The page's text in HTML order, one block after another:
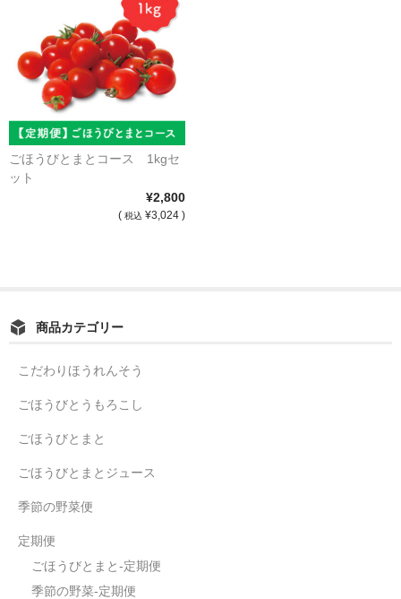
ごほうびとまとコース 1kgセ
ット
¥2,800
( 税込 ¥3,024 )
商品カテゴリー
こだわりほうれんそう
ごほうびとうもろこし
ごほうびとまと
ごほうびとまとジュース
季節の野菜便
定期便
ごほうびとまと-定期便
季節の野菜-定期便